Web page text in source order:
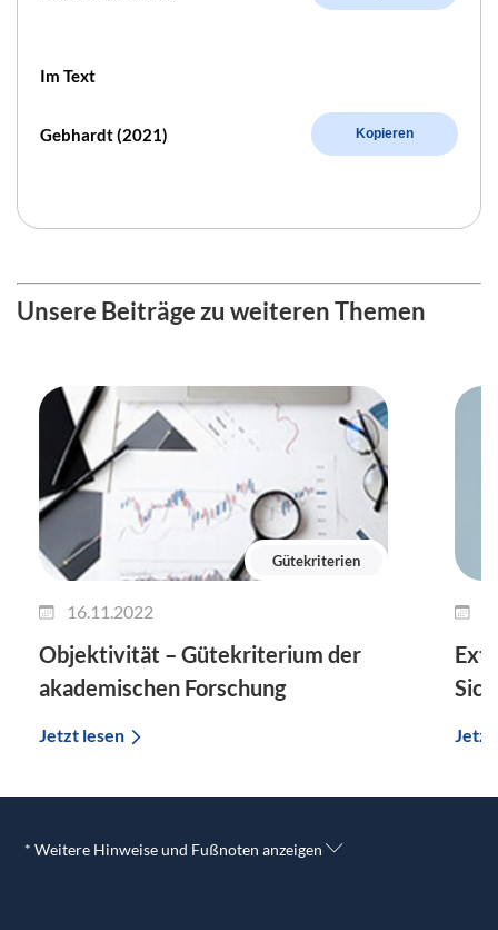
Im Text
Gebhardt (2021) Kopieren
Unsere Beiträge zu weiteren Themen
Gütekriterien
16.11.2022
Objektivität – Gütekriterium der
akademischen Forschung
Jetzt lesen
* Weitere Hinweise und Fußnoten anzeigen